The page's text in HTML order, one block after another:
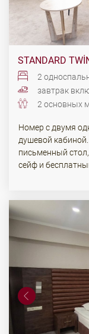
STANDARD
2
завтрак
2 основных
Номер с двумя
душевой
письменный
сейф и